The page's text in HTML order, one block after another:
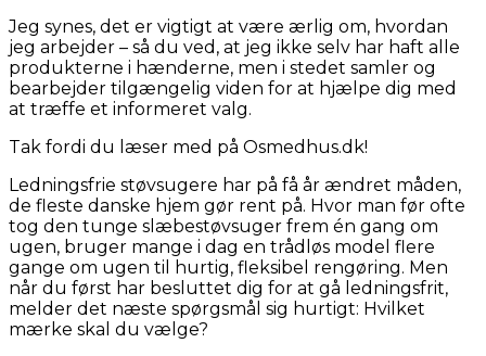
Jeg synes, det er vigtigt at være ærlig om, hvordan
jeg arbejder – så du ved, at jeg ikke selv har haft alle
produkterne i hænderne, men i stedet samler og
bearbejder tilgængelig viden for at hjælpe dig med
at træffe et informeret valg.
Tak fordi du læser med på Osmedhus.dk!
Ledningsfrie støvsugere har på få år ændret måden,
de fleste danske hjem gør rent på. Hvor man før ofte
tog den tunge slæbestøvsuger frem én gang om
ugen, bruger mange i dag en trådløs model flere
gange om ugen til hurtig, fleksibel rengøring. Men
når du først har besluttet dig for at gå ledningsfrit,
melder det næste spørgsmål sig hurtigt: Hvilket
mærke skal du vælge?